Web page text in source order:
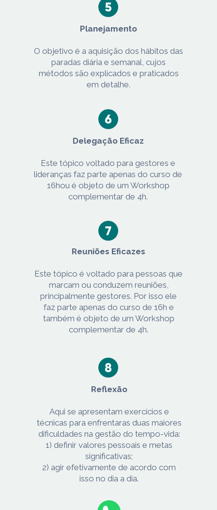
Planejamento
O objetivo é a aquisição dos hábitos das
paradas diária e semanal, cujos
métodos são explicados e praticados
em detalhe.
Delegação Eficaz
Este tópico voltado para gestores e
lideranças faz parte apenas do curso de
16hou é objeto de um Workshop
complementar de 4h.
Reuniões Eficazes
Este tópico é voltado para pessoas que
marcam ou conduzem reuniões,
principalmente gestores. Por isso ele
faz parte apenas do curso de 16h e
também é objeto de um Workshop
complementar de 4h.
Reflexão
Aqui se apresentam exercícios e
técnicas para enfrentaras duas maiores
dificuldades na gestão do tempo-vida:
1) definir valores pessoais e metas
significativas;
2) agir efetivamente de acordo com
isso no dia a dia.